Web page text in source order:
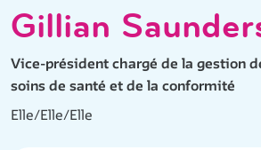
Gillian
Vice-président chargé de la gestion
soins de santé et de la conformité
Elle/Elle/Elle